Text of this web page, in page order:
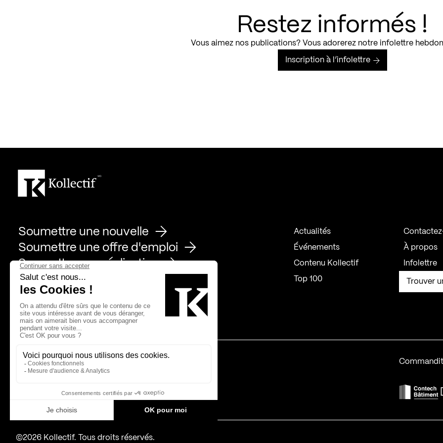
Restez informés !
Vous aimez nos publications? Vous adorerez notre infolettre
Inscription à l’infolettre
Soumettre une nouvelle
Soumettre une offre d'emploi
Soumettre une réalisation
Actualités
Événements
Contenu Kollectif
Top 100
À propos
Infolettre
Trouver
Page Facebook de Kollectif
Page Instagram de Kollectif
Page Linkedin de Kollectif
Partenaires
Bâtiment-Durable-Québec-1
Esquisses-1 MP-1
©2026 Kollectif. Tous droits réservés.